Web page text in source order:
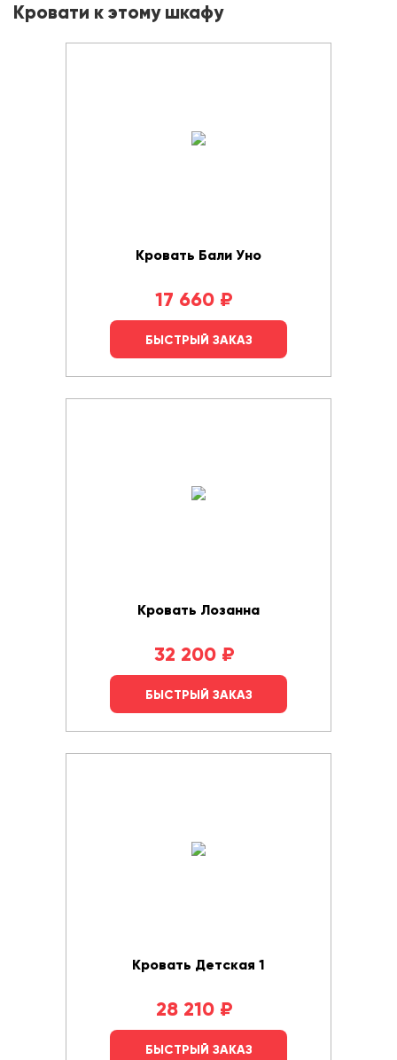
Кровати к этому шкафу
Кровать Бали Уно
17 660 ₽
БЫСТРЫЙ ЗАКАЗ
Кровать Лозанна
32 200 ₽
БЫСТРЫЙ ЗАКАЗ
Кровать Детская 1
28 210 ₽
БЫСТРЫЙ ЗАКАЗ